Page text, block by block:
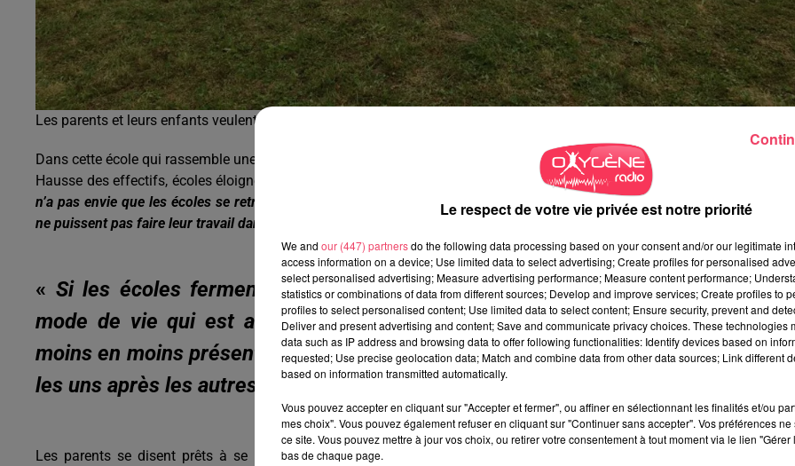
Les parents et leurs enfants veulent garder leur école
Dans cette école qui rassemble une soixantaine d’élèves sous 3 classes, on s’inquiète ce que la Loi Blanquer pourra
Hausse des effectifs, écoles éloignées, qualité de l’enseignement, tous militent pour garder les écoles en zones rurales, «
n’a pas envie que les écoles se retrouvent toutes regroupées, avec des effectifs élevés et que les instituteurs et
ne puissent pas faire leur travail dans les mêmes conditions
», témoigne Freddy Pineau, président de l’APE.
« Si les écoles ferment, le village devient moins attractif. C’est évident que
mode de vie qui est agréable et qu’on souhaite garder en campagne, serait
moins en moins présent et de moins en moins désiré, si tous nos services
les uns après les autres
», précise Freddy Pineau.
Les parents se disent prêts à se mobiliser davantage s’ils ne sont pas entendus.
Le respect de votre vie privée est notre priorité
We and our (447) partnersdo the following data processing based on your consent and/or our legitimate
access information on a device; Use limited data to select advertising; Create profiles for personalised
select personalised advertising; Measure advertising performance; Measure content performance;
statistics or combinations of data from different sources; Develop and improve services; Create profiles to
profiles to select personalised content; Use limited data to select content; Ensure security, prevent and
Deliver and present advertising and content; Save and communicate privacy choices. These technologies
data such as IP address and browsing data to offer following functionalities: Identify devices based on
requested; Use precise geolocation data; Match and combine data from other data sources; Link different
based on information transmitted automatically.
Vous pouvez accepter en cliquant sur "Accepter et fermer", ou affiner en sélectionnant les finalités et/ou
mes choix". Vous pouvez également refuser en cliquant sur "Continuer sans accepter". Vos préférences
ce site. Vous pouvez mettre à jour vos choix, ou retirer votre consentement à tout moment via le lien
bas de chaque page.